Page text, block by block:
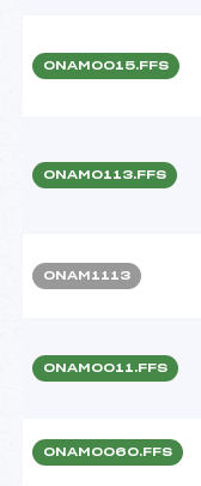
ONAM0015.FFS
ONAM0113.FFS
ONAM1113
ONAM0011.FFS
ONAM0060.FFS